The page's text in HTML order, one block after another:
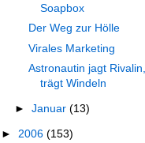
Soapbox
Der Weg zur Hölle
Virales Marketing
Astronautin jagt Rivalin,
trägt Windeln
► Januar (13)
► 2006 (153)